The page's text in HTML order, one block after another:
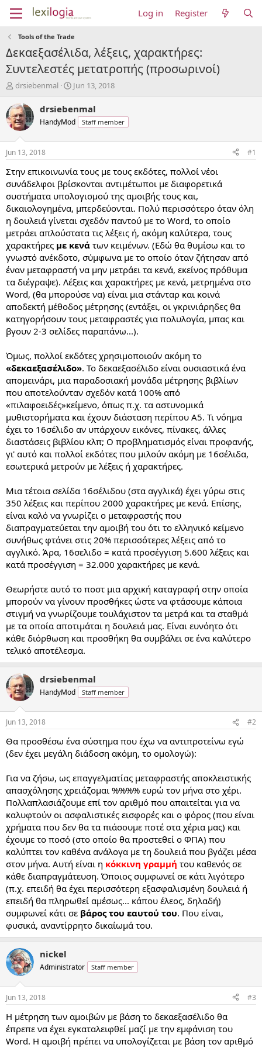
Log in Register
Tools of the Trade
Δεκαεξασέλιδα, λέξεις, χαρακτήρες:
Συντελεστές μετατροπής (προσωρινοί)
T
r
e
a
d
t
a
t
e
r
drsiebenmal
S
a
r
t
t
e
Jun 13, 2018
drsiebenmal
HandyMod Staff member
Jun 13, 2018 #1
Στην επικοινωνία τους με τους εκδότες, πολλοί νέοι
συνάδελφοι βρίσκονται αντιμέτωποι με διαφορετικά
συστήματα υπολογισμού της αμοιβής τους και,
δικαιολογημένα, μπερδεύονται. Πολύ περισσότερο όταν όλη
η δουλειά γίνεται σχεδόν παντού με το Word, το οποίο
μετράει απλούστατα τις λέξεις ή, ακόμη καλύτερα, τους
χαρακτήρες με κενά των κειμένων. (Εδώ θα θυμίσω και το
γνωστό ανέκδοτο, σύμφωνα με το οποίο όταν ζήτησαν από
έναν μεταφραστή να μην μετράει τα κενά, εκείνος πρόθυμα
τα διέγραψε). Λέξεις και χαρακτήρες με κενά, μετρημένα στο
Word, (θα μπορούσε να) είναι μια στάνταρ και κοινά
αποδεκτή μέθοδος μέτρησης (εντάξει, οι γκρινιάρηδες θα
κατηγορήσουν τους μεταφραστές για πολυλογία, μπας και
βγουν 2-3 σελίδες παραπάνω...).
Όμως, πολλοί εκδότες χρησιμοποιούν ακόμη το
«δεκαεξασέλιδο». Το δεκαεξασέλιδο είναι ουσιαστικά ένα
απομεινάρι, μια παραδοσιακή μονάδα μέτρησης βιβλίων
που αποτελούνταν σχεδόν κατά 100% από
«πιλαφοειδές»κείμενο, όπως π.χ. τα αστυνομικά
μυθιστορήματα και έχουν διάσταση περίπου Α5. Τι νόημα
έχει το 16σέλιδο αν υπάρχουν εικόνες, πίνακες, άλλες
διαστάσεις βιβλίου κλπ; Ο προβληματισμός είναι προφανής,
γι' αυτό και πολλοί εκδότες που μιλούν ακόμη με 16σέλιδα,
εσωτερικά μετρούν με λέξεις ή χαρακτήρες.
Μια τέτοια σελίδα 16σέλιδου (στα αγγλικά) έχει γύρω στις
350 λέξεις και περίπου 2000 χαρακτήρες με κενά. Επίσης,
είναι καλό να γνωρίζει ο μεταφραστής που
διαπραγματεύεται την αμοιβή του ότι το ελληνικό κείμενο
συνήθως φτάνει στις 20% περισσότερες λέξεις από το
αγγλικό. Άρα, 16σελιδο = κατά προσέγγιση 5.600 λέξεις και
κατά προσέγγιση = 32.000 χαρακτήρες με κενά.
Θεωρήστε αυτό το ποστ μια αρχική καταγραφή στην οποία
μπορούν να γίνουν προσθήκες ώστε να φτάσουμε κάποια
στιγμή να γνωρίζουμε τουλάχιστον τα μετρά και τα σταθμά
με τα οποία αποτιμάται η δουλειά μας. Είναι ευνόητο ότι
κάθε διόρθωση και προσθήκη θα συμβάλει σε ένα καλύτερο
τελικό αποτέλεσμα.
drsiebenmal
HandyMod Staff member
Jun 13, 2018 #2
Θα προσθέσω ένα σύστημα που έχω να αντιπροτείνω εγώ
(δεν έχει μεγάλη διάδοση ακόμη, το ομολογώ):
Για να ζήσω, ως επαγγελματίας μεταφραστής αποκλειστικής
απασχόλησης χρειάζομαι %%%% ευρώ τον μήνα στο χέρι.
Πολλαπλασιάζουμε επί τον αριθμό που απαιτείται για να
καλυφτούν οι ασφαλιστικές εισφορές και ο φόρος (που είναι
χρήματα που δεν θα τα πιάσουμε ποτέ στα χέρια μας) και
έχουμε το ποσό (στο οποίο θα προστεθεί ο ΦΠΑ) που
καλύπτει τον καθένα ανάλογα με τη δουλειά που βγάζει μέσα
στον μήνα. Αυτή είναι η κόκκινη γραμμή του καθενός σε
κάθε διαπραγμάτευση. Όποιος συμφωνεί σε κάτι λιγότερο
(π.χ. επειδή θα έχει περισσότερη εξασφαλισμένη δουλειά ή
επειδή θα πληρωθεί αμέσως... κάπου έλεος, δηλαδή)
συμφωνεί κάτι σε βάρος του εαυτού του. Που είναι,
φυσικά, αναντίρρητο δικαίωμά του.
nickel
Administrator Staff member
Jun 13, 2018 #3
Η μέτρηση των αμοιβών με βάση το δεκαεξασέλιδο θα
έπρεπε να έχει εγκαταλειφθεί μαζί με την εμφάνιση του
Word. Η αμοιβή πρέπει να υπολογίζεται με βάση τον αριθμό